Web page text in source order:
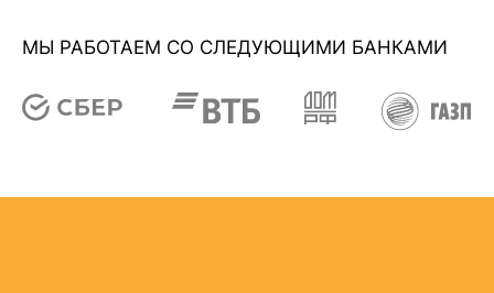
МЫ РАБОТАЕМ СО СЛЕДУЮЩИМИ БАНКАМИ